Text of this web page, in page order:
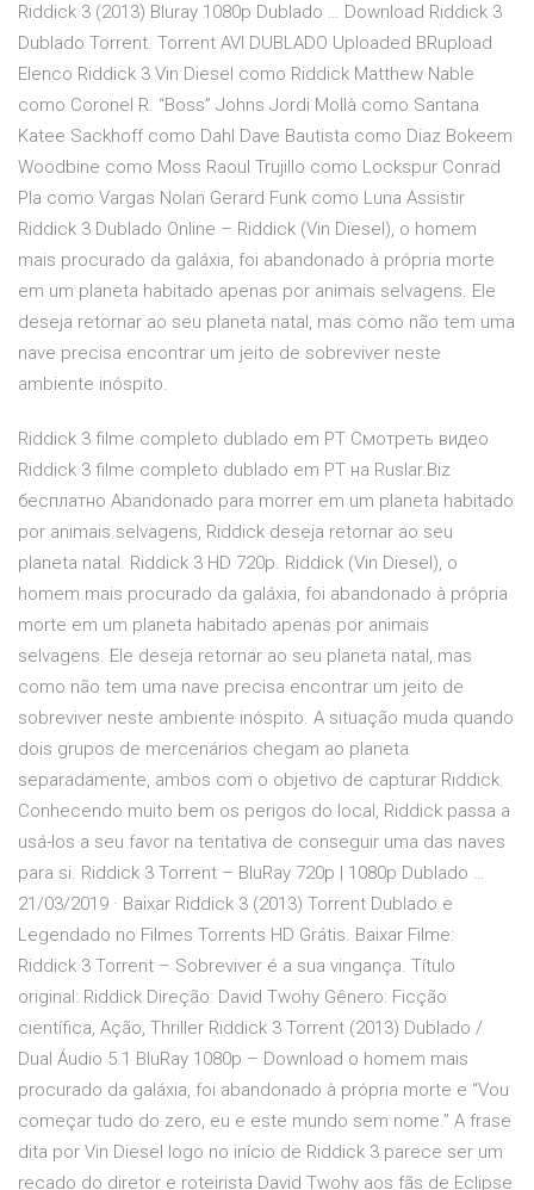
Riddick 3 (2013) Bluray 1080p Dublado … Download Riddick 3
Dublado Torrent. Torrent AVI DUBLADO Uploaded BRupload
Elenco Riddick 3 Vin Diesel como Riddick Matthew Nable
como Coronel R. “Boss” Johns Jordi Mollà como Santana
Katee Sackhoff como Dahl Dave Bautista como Diaz Bokeem
Woodbine como Moss Raoul Trujillo como Lockspur Conrad
Pla como Vargas Nolan Gerard Funk como Luna Assistir
Riddick 3 Dublado Online – Riddick (Vin Diesel), o homem
mais procurado da galáxia, foi abandonado à própria morte
em um planeta habitado apenas por animais selvagens. Ele
deseja retornar ao seu planeta natal, mas como não tem uma
nave precisa encontrar um jeito de sobreviver neste
ambiente inóspito.
Riddick 3 filme completo dublado em PT Смотреть видео
Riddick 3 filme completo dublado em PT на Ruslar.Biz
бесплатно Abandonado para morrer em um planeta habitado
por animais selvagens, Riddick deseja retornar ao seu
planeta natal. Riddick 3 HD 720p. Riddick (Vin Diesel), o
homem mais procurado da galáxia, foi abandonado à própria
morte em um planeta habitado apenas por animais
selvagens. Ele deseja retornar ao seu planeta natal, mas
como não tem uma nave precisa encontrar um jeito de
sobreviver neste ambiente inóspito. A situação muda quando
dois grupos de mercenários chegam ao planeta
separadamente, ambos com o objetivo de capturar Riddick.
Conhecendo muito bem os perigos do local, Riddick passa a
usá-los a seu favor na tentativa de conseguir uma das naves
para si. Riddick 3 Torrent – BluRay 720p | 1080p Dublado …
21/03/2019 · Baixar Riddick 3 (2013) Torrent Dublado e
Legendado no Filmes Torrents HD Grátis. Baixar Filme:
Riddick 3 Torrent – Sobreviver é a sua vingança. Título
original: Riddick Direção: David Twohy Gênero: Ficção
científica, Ação, Thriller Riddick 3 Torrent (2013) Dublado /
Dual Áudio 5.1 BluRay 1080p – Download o homem mais
procurado da galáxia, foi abandonado à própria morte e “Vou
começar tudo do zero, eu e este mundo sem nome.” A frase
dita por Vin Diesel logo no início de Riddick 3 parece ser um
recado do diretor e roteirista David Twohy aos fãs de Eclipse